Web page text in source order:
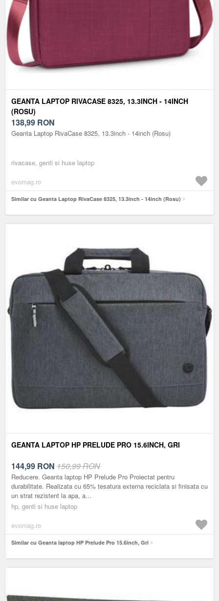
GEANTA LAPTOP RIVACASE 8325, 13.3INCH - 14INCH
(ROSU)
138,99 RON
Geanta Laptop RivaCase 8325, 13.3inch - 14inch (Rosu)
rivacase, genti si huse laptop
evomag.ro
Similar cu Geanta Laptop RivaCase 8325, 13.3inch - 14inch (Rosu)
GEANTA LAPTOP HP PRELUDE PRO 15.6INCH, GRI
144,99 RON 150,99 RON
Reducere. Geanta laptop HP Prelude Pro Proiectat pentru
durabilitate. Realizata cu 65% tesatura externa reciclata si finisata cu
un strat rezistent la apa, a...
hp, genti si huse laptop
evomag.ro
Similar cu Geanta laptop HP Prelude Pro 15.6inch, Gri